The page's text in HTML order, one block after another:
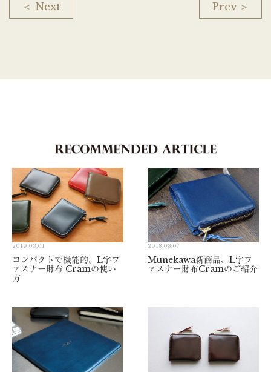
＜ Next Prev ＞
2019.03.01
コンパクトで機能的。L字フ
ァスナー財布 Cramの使い
方
2018.08.07
Munekawa新商品、L字フ
ァスナー財布Cramのご紹介